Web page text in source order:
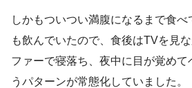
しかもついつい満腹になるまで食
も飲んでいたので、食後はTVを見
ファーで寝落ち、夜中に目が覚め
うパターンが常態化していました。